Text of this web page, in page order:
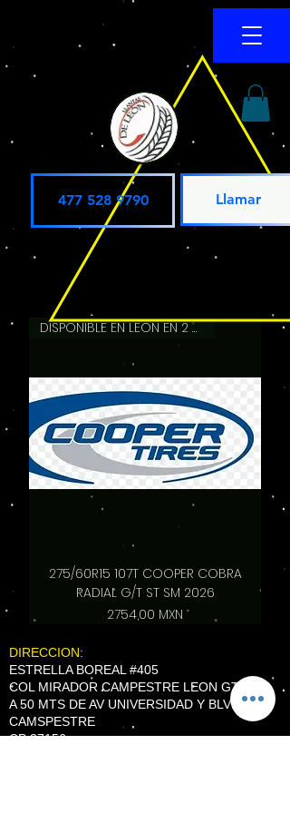
Llamar
477 528 9790
DISPONIBLE EN LEON EN 2 HRS
275/60R15 107T COOPER COBRA
RADIAL G/T ST SM 2026
Precio
2754,00 MXN
DIRECCION:
ESTRELLA BOREAL #405
COL MIRADOR CAMPESTRE LEON GTO.
A 50 MTS DE AV UNIVERSIDAD Y BLVD
CAMSPESTRE
CP 37156